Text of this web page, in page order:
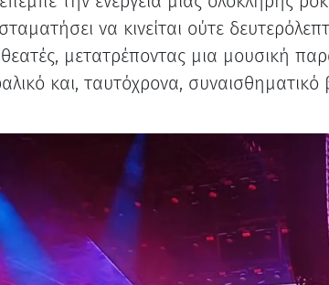
να κινείται ούτε
μετατρέποντας μια μουσική
και, ταυτόχρονα, συναισθηματικό